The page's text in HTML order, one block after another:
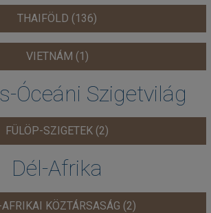
THAIFÖLD (136)
VIETNÁM (1)
Óceáni Szigetvilág
FÜLÖP-SZIGETEK (2)
Dél-Afrika
KÖZTÁRSASÁG (2)